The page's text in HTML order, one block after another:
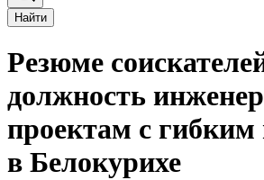
Найти
Резюме
должность
проектам с
в Белокурихе